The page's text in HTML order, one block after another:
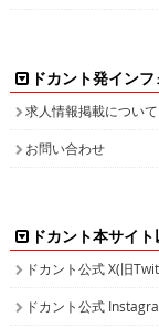
ドカント発イン
求人情報掲載について
お問い合わせ
ドカント本サイ
ドカント公式 X(旧
ドカント公式